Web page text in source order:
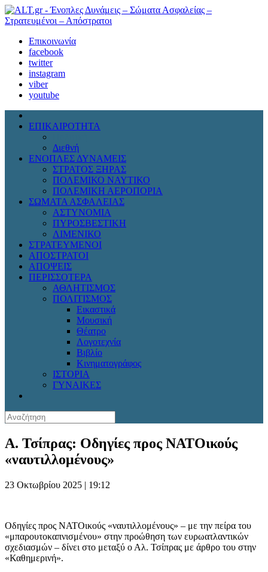
Επικοινωνία
facebook
twitter
instagram
viber
youtube
ΕΠΙΚΑΙΡΟΤΗΤΑ
Διεθνή
ΕΝΟΠΛΕΣ ΔΥΝΑΜΕΙΣ
ΣΤΡΑΤΟΣ ΞΗΡΑΣ
ΠΟΛΕΜΙΚΟ ΝΑΥΤΙΚΟ
ΠΟΛΕΜΙΚΗ ΑΕΡΟΠΟΡΙΑ
ΣΩΜΑΤΑ ΑΣΦΑΛΕΙΑΣ
ΑΣΤΥΝΟΜΙΑ
ΠΥΡΟΣΒΕΣΤΙΚΗ
ΛΙΜΕΝΙΚΟ
ΣΤΡΑΤΕΥΜΕΝΟΙ
ΑΠΟΣΤΡΑΤΟΙ
ΑΠΟΨΕΙΣ
ΠΕΡΙΣΣΟΤΕΡΑ
ΑΘΛΗΤΙΣΜΟΣ
ΠΟΛΙΤΙΣΜΟΣ
Εικαστικά
Μουσική
Θέατρο
Λογοτεχνία
Βιβλίο
Κινηματογράφος
ΙΣΤΟΡΙΑ
ΓΥΝΑΙΚΕΣ
Α. Τσίπρας: Οδηγίες προς ΝΑΤΟικούς
«ναυτιλλομένους»
23 Οκτωβρίου 2025 | 19:12
Οδηγίες προς ΝΑΤΟικούς «ναυτιλλομένους» – με την πείρα του
«μπαρουτοκαπνισμένου» στην προώθηση των ευρωατλαντικών
σχεδιασμών – δίνει στο μεταξύ ο Αλ. Τσίπρας με άρθρο του στην
«Καθημερινή».